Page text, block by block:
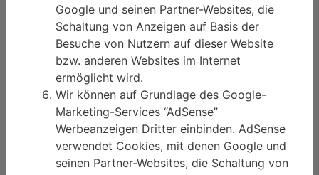
Google und seinen Partner-Websites, die
Schaltung von Anzeigen auf Basis der
Besuche von Nutzern auf dieser Website
bzw. anderen Websites im Internet
ermöglicht wird.
Wir können auf Grundlage des Google-
Marketing-Services “AdSense”
Werbeanzeigen Dritter einbinden. AdSense
verwendet Cookies, mit denen Google und
seinen Partner-Websites, die Schaltung von